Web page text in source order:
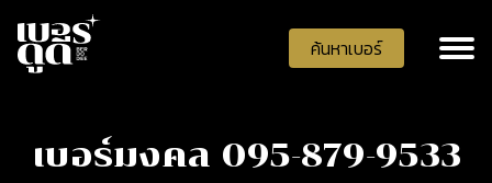
ค้นหาเบอร์
เบอร์มงคล 095-879-9533